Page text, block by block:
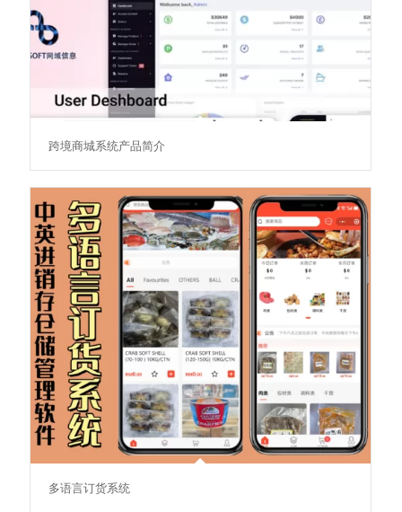
跨境商城系统产品简介
多语言订货系统